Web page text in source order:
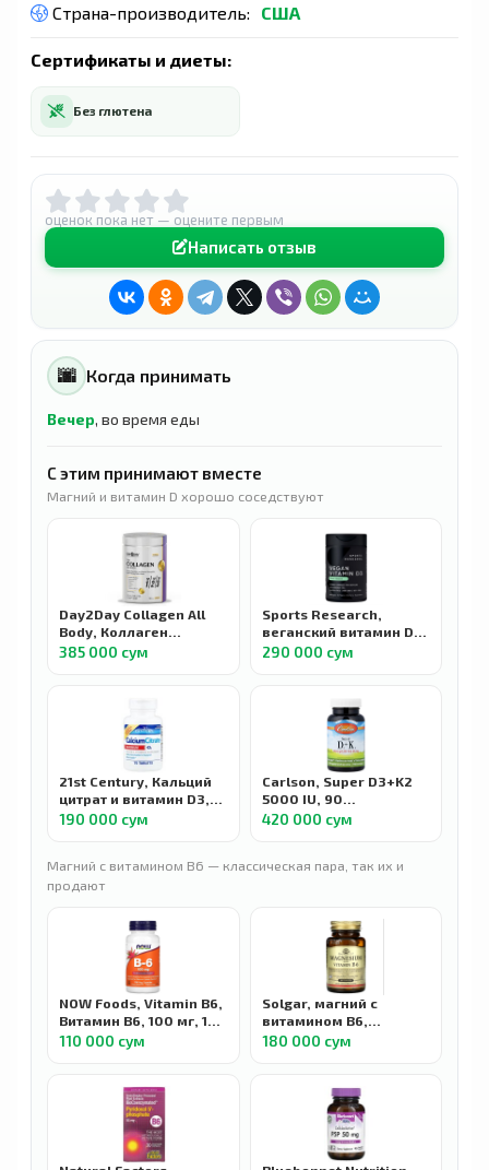
Страна-производитель: США
Сертификаты и диеты:
Без глютена
оценок пока нет — оцените первым
Написать отзыв
🌆 Когда принимать
Вечер, во время еды
С этим принимают вместе
Магний и витамин D хорошо соседствуют
Day2Day Collagen All
Body, Коллаген
пептиды тип 1-2-3 с D3
и K2, 300 г
385 000 сум
Sports Research,
веганский витамин D3,
125 мкг (5000 МЕ), 60
растительных капсул
290 000 сум
21st Century, Кальций
цитрат и витамин D3,
максимальная
эффективность, 75
190 000 сум
Carlson, Super D3+K2
5000 IU, 90
вегетарианских капсул
420 000 сум
Магний с витамином B6 — классическая пара, так их и
продают
NOW Foods, Vitamin B6,
Витамин B6, 100 мг, 100
капсул
110 000 сум
Solgar, магний с
витамином B6,
magnesium with
vitamin B6, 100
180 000 сум